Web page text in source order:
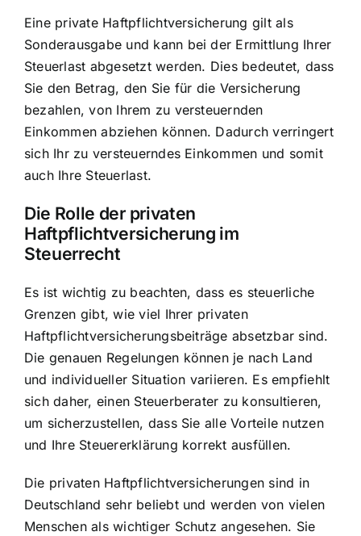
Eine private Haftpflichtversicherung gilt als
Sonderausgabe und kann bei der Ermittlung Ihrer
Steuerlast abgesetzt werden. Dies bedeutet, dass
Sie den Betrag, den Sie für die Versicherung
bezahlen, von Ihrem zu versteuernden
Einkommen abziehen können. Dadurch verringert
sich Ihr zu versteuerndes Einkommen und somit
auch Ihre Steuerlast.
Die Rolle der privaten
Haftpflichtversicherung im
Steuerrecht
Es ist wichtig zu beachten, dass es steuerliche
Grenzen gibt, wie viel Ihrer privaten
Haftpflichtversicherungsbeiträge absetzbar sind.
Die genauen Regelungen können je nach Land
und individueller Situation variieren. Es empfiehlt
sich daher, einen Steuerberater zu konsultieren,
um sicherzustellen, dass Sie alle Vorteile nutzen
und Ihre Steuererklärung korrekt ausfüllen.
Die privaten Haftpflichtversicherungen sind in
Deutschland sehr beliebt und werden von vielen
Menschen als wichtiger Schutz angesehen. Sie